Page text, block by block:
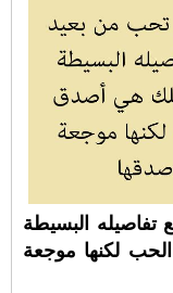
البسيطة
لكنها موجعة